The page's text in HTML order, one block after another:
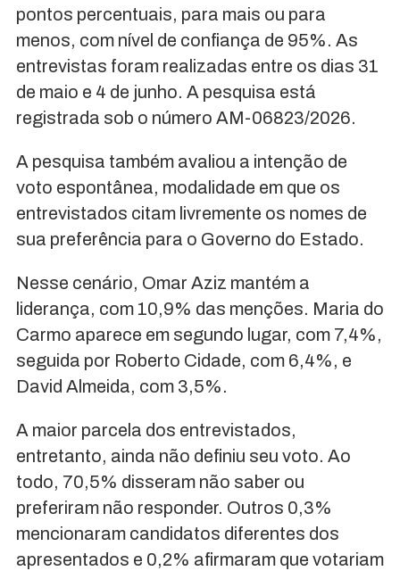
pontos percentuais, para mais ou para
menos, com nível de confiança de 95%. As
entrevistas foram realizadas entre os dias 31
de maio e 4 de junho. A pesquisa está
registrada sob o número AM-06823/2026.
A pesquisa também avaliou a intenção de
voto espontânea, modalidade em que os
entrevistados citam livremente os nomes de
sua preferência para o Governo do Estado.
Nesse cenário, Omar Aziz mantém a
liderança, com 10,9% das menções. Maria do
Carmo aparece em segundo lugar, com 7,4%,
seguida por Roberto Cidade, com 6,4%, e
David Almeida, com 3,5%.
A maior parcela dos entrevistados,
entretanto, ainda não definiu seu voto. Ao
todo, 70,5% disseram não saber ou
preferiram não responder. Outros 0,3%
mencionaram candidatos diferentes dos
apresentados e 0,2% afirmaram que votariam